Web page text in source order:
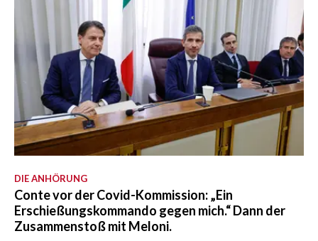
DIE ANHÖRUNG
Conte vor der Covid-Kommission: „Ein
Erschießungskommando gegen mich.“ Dann der
Zusammenstoß mit Meloni.